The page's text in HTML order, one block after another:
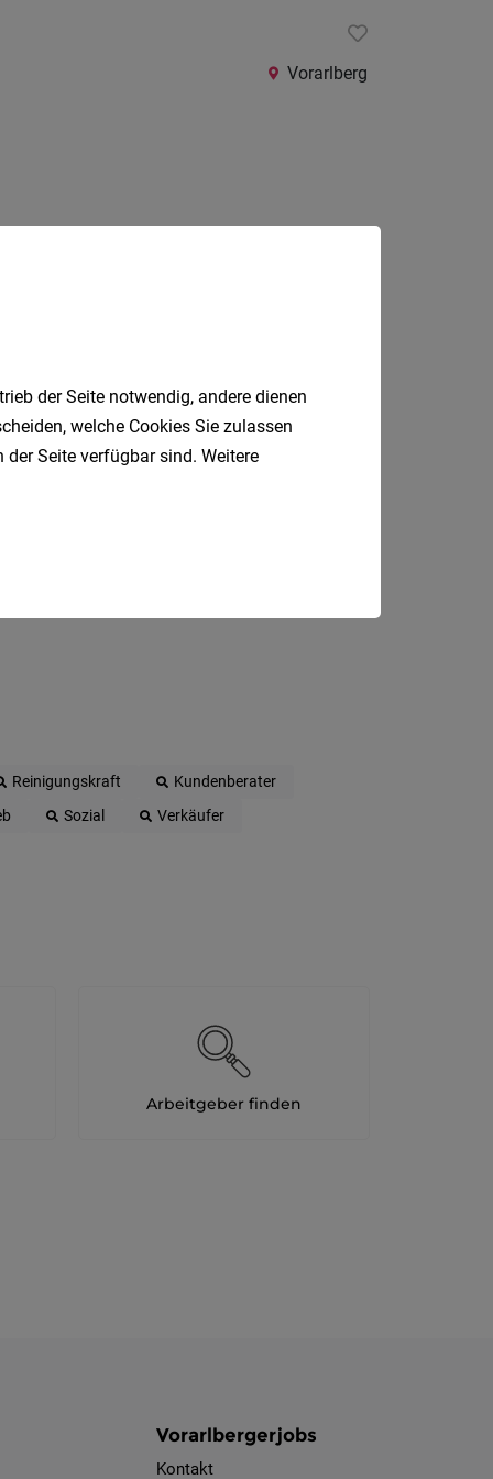
Vorarlberg
Reinigungskraft
Kundenberater
Sozial
Verkäufer
Arbeitgeber finden
Vorarlbergerjobs
Kontakt
der Seite notwendig, andere dienen
welche Cookies Sie zulassen
Seite verfügbar sind. Weitere